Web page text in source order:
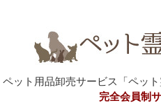
ペット用品卸売サービス「ペッ
完全会員制